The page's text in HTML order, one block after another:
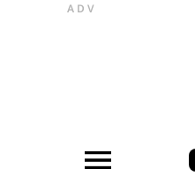
ADV